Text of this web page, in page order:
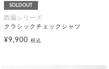
SOLDOUT
西脇シリーズ
クラシックチェックシャツ
¥9,900 税込